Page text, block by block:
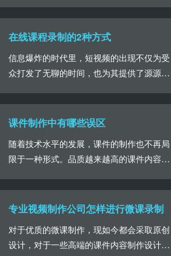
现丰富的知识内容，也......
等，在现在这个大环境下，“线上表演”以
及“线上学习”备受青睐，而影棚、录播演播
近，如果还在因为举行不了的线下年会而苦
恼，完全可以转战线上，选择合适的影棚进
行表演，经过前......
在线课程录制的2种方式
信息爆炸的时代里，短视频的出现不仅为受
众打发了无聊的时间，也为其提供了源源不
学习成为一种获取知识的途径。在线教育课
程内容被广泛的传播，我们通常看到的有直
形式备受欢迎。录播课程能够随时随地进行
学习观看，不受时间和空间的限制，在其制
作上画面的丰富性......
课件制作中有哪些误区
随着技术水平的发展，课件的制作也不再局
限于一种形式。品质越来越高的课件内容呈
专业的制作团队，但是我们要注意这些误区
的存在。1、教材搬用课件的制作可以说是重
动的搬运到屏幕上，全部的内容堆砌对学生
们的学习吸收没有一点用处。其内容的制作
专业视频制作公司怎样进行微课录制
对于优质的微课制作，现如今都会采取原创
设计，对于一些高端的课件内容制作设计，